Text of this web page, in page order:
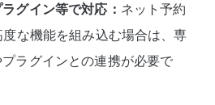
グイン等で対応： ネット予約
な機能を組み込む場合は、専
ラグインとの連携が必要で